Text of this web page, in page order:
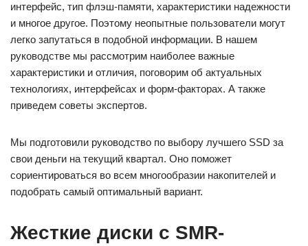
интерфейс, тип флэш-памяти, характеристики надежности
и многое другое. Поэтому неопытные пользователи могут
легко запутаться в подобной информации. В нашем
руководстве мы рассмотрим наиболее важные
характеристики и отличия, поговорим об актуальных
технологиях, интерфейсах и форм-факторах. А также
приведем советы экспертов.
Мы подготовили руководство по выбору лучшего SSD за
свои деньги на текущий квартал. Оно поможет
сориентироваться во всем многообразии накопителей и
подобрать самый оптимальный вариант.
Жесткие диски с SMR-